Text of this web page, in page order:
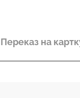
Переказ на